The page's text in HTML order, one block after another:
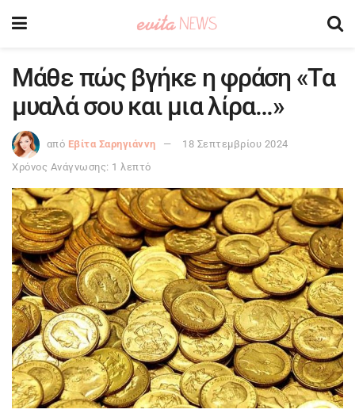
Μάθε πώς βγήκε η φράση «Τα
μυαλά σου και μια λίρα…»
από Εβίτα Σαρηγιάννη
18 Σεπτεμβρίου 2024
Χρόνος Ανάγνωσης: 1 λεπτό